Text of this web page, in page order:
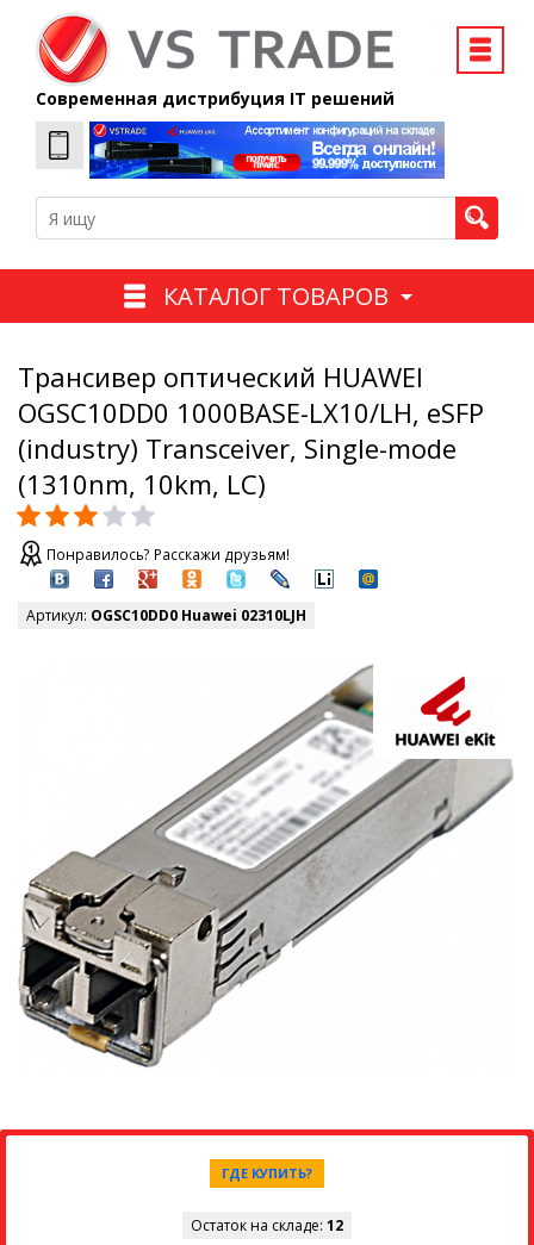
Современная дистрибуция IT решений
КАТАЛОГ ТОВАРОВ
Трансивер оптический HUAWEI
OGSC10DD0 1000BASE-LX10/LH, eSFP
(industry) Transceiver, Single-mode
(1310nm, 10km, LC)
Понравилось? Расскажи друзьям!
Артикул: OGSC10DD0 Huawei 02310LJH
ГДЕ КУПИТЬ?
Остаток на складе: 12